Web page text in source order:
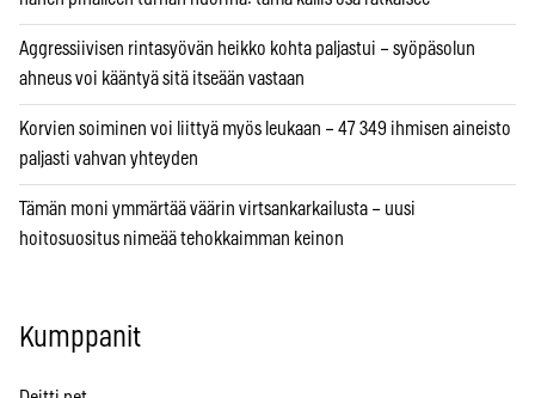
Aggressiivisen rintasyövän heikko kohta paljastui – syöpäsolun
ahneus voi kääntyä sitä itseään vastaan
Korvien soiminen voi liittyä myös leukaan – 47 349 ihmisen aineisto
paljasti vahvan yhteyden
Tämän moni ymmärtää väärin virtsankarkailusta – uusi
hoitosuositus nimeää tehokkaimman keinon
Kumppanit